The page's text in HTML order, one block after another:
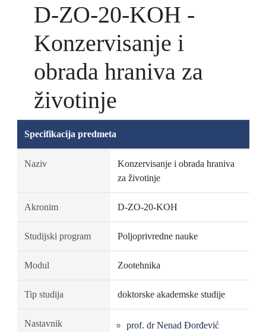
D-ZO-20-KOH -
Konzervisanje i
obrada hraniva za
životinje
Specifikacija predmeta
Naziv
Konzervisanje i obrada hraniva
za životinje
Akronim D-ZO-20-KOH
Studijski program Poljoprivredne nauke
Modul Zootehnika
Tip studija doktorske akademske studije
Nastavnik
prof. dr Nenad Đorđević